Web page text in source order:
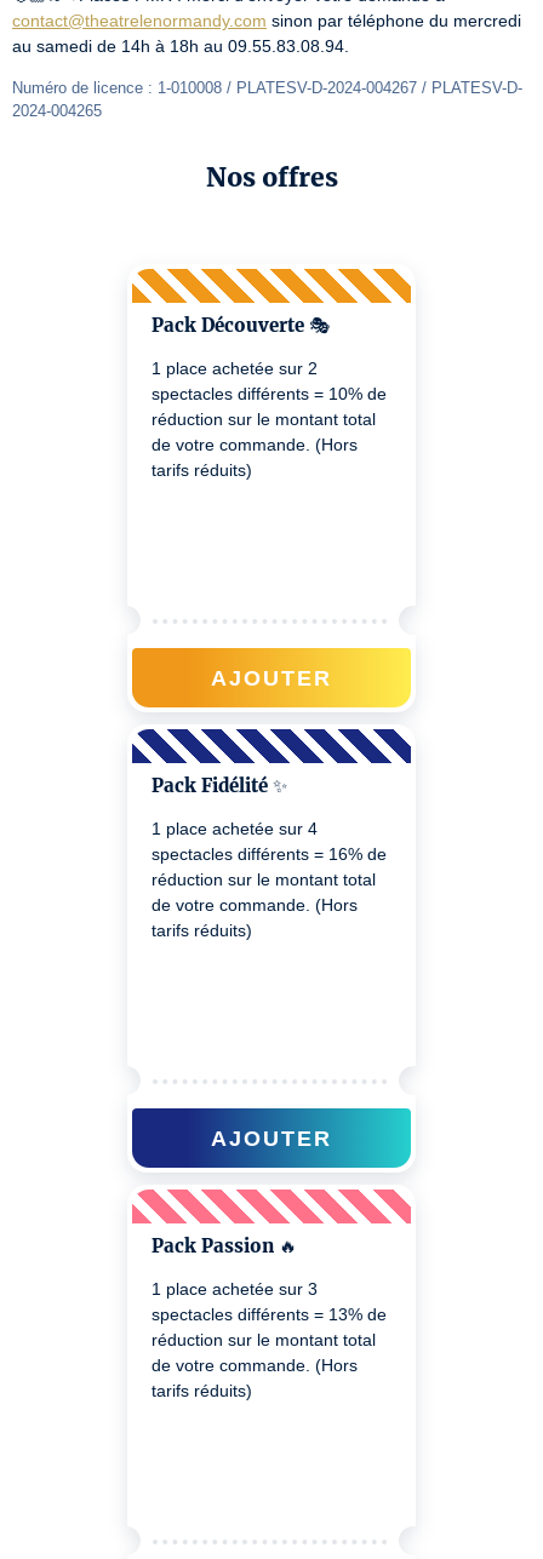
contact@theatrelenormandy.com sinon par téléphone du mercredi
au samedi de 14h à 18h au 09.55.83.08.94.
Numéro de licence : 1-010008 / PLATESV-D-2024-004267 / PLATESV-D-
2024-004265
Nos offres
Pack Découverte 🎭
1 place achetée sur 2
spectacles différents = 10% de
réduction sur le montant total
de votre commande. (Hors
tarifs réduits)
AJOUTER
Pack Fidélité ✨
1 place achetée sur 4
spectacles différents = 16% de
réduction sur le montant total
de votre commande. (Hors
tarifs réduits)
AJOUTER
Pack Passion 🔥
1 place achetée sur 3
spectacles différents = 13% de
réduction sur le montant total
de votre commande. (Hors
tarifs réduits)